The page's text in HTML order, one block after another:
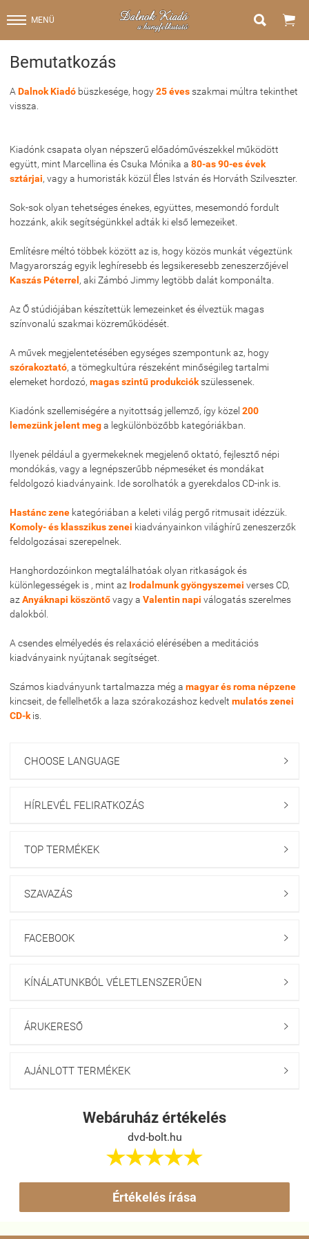
MENÜ  
Bemutatkozás
A Dalnok Kiadó büszkesége, hogy25 évesszakmai múltra tekinthet
vissza.
Kiadónk csapata olyan népszerű előadóművészekkel működött
együtt, mint Marcellina és Csuka Mónika a 80-as 90-es évek
sztárjai, vagy a humoristák közül Éles István és Horváth Szilveszter.
Sok-sok olyan tehetséges énekes, együttes, mesemondó fordult
hozzánk, akik segítségünkkel adták ki első lemezeiket.
Említésre méltó többek között az is, hogy közös munkát végeztünk
Magyarország egyik leghíresebb és legsikeresebb zeneszerzőjével
Kaszás Péterrel , aki Zámbó Jimmy legtöbb dalát komponálta.
Az Ő stúdiójában készítettük lemezeinket és élveztük magas
színvonalú szakmai közreműködését.
A művek megjelentetésében egységes szempontunk az, hogy
szórakoztató, a tömegkultúra részeként minőségileg tartalmi
elemeket hordozó, magas szintű produkciókszülessenek.
Kiadónk szellemiségére a nyitottság jellemző, így közel 200
lemezünk jelent mega legkülönbözőbb kategóriákban.
Ilyenek például a gyermekeknek megjelenő oktató, fejlesztő népi
mondókás, vagy a legnépszerűbb népmeséket és mondákat
feldolgozó kiadványaink. Ide sorolhatók a gyerekdalos CD-ink is.
Hastánc zene kategóriában a keleti világ pergő ritmusait idézzük.
Komoly- és klasszikus zenei kiadványainkon világhírű zeneszerzők
feldolgozásai szerepelnek.
Hanghordozóinkon megtalálhatóak olyan ritkaságok és
különlegességek is , mint az Irodalmunk gyöngyszemei verses CD,
az Anyáknapi köszöntővagy a Valentin napi válogatás szerelmes
dalokból.
A csendes elmélyedés és relaxáció elérésében a meditációs
kiadványaink nyújtanak segítséget.
Számos kiadványunk tartalmazza még a magyar és roma népzene
kincseit, de fellelhetők a laza szórakozáshoz kedvelt mulatós zenei
CD-k is.
CHOOSE LANGUAGE 
HÍRLEVÉL FELIRATKOZÁS 
TOP TERMÉKEK 
SZAVAZÁS 
FACEBOOK 
KÍNÁLATUNKBÓL VÉLETLENSZERŰEN 
ÁRUKERESŐ 
AJÁNLOTT TERMÉKEK 
Webáruház értékelés
dvd-bolt.hu

Értékelés írása